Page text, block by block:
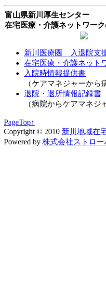
富山県新川厚生センター
在宅医療・介護ネットワーク
新川医療圏 入退院支
在宅医療・介護ネット
入院時情報提供書
（ケアマネジャーから
退院・退所情報記録書
（病院からケアマネジ
PageTop↑
Copyright © 2010 新川地域在
Powered by 株式会社ストロー